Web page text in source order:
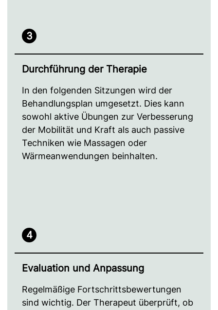
3
Durchführung der Therapie
In den folgenden Sitzungen wird der
Behandlungsplan umgesetzt. Dies kann
sowohl aktive Übungen zur Verbesserung
der Mobilität und Kraft als auch passive
Techniken wie Massagen oder
Wärmeanwendungen beinhalten.
4
Evaluation und Anpassung
Regelmäßige Fortschrittsbewertungen
sind wichtig. Der Therapeut überprüft, ob